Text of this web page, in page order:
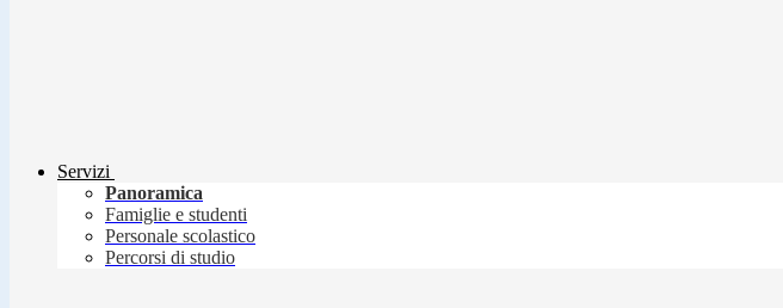
Servizi
Panoramica
Famiglie e studenti
Personale scolastico
Percorsi di studio